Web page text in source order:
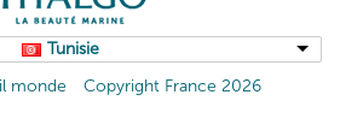
Tunisie
monde
Copyright France 2026